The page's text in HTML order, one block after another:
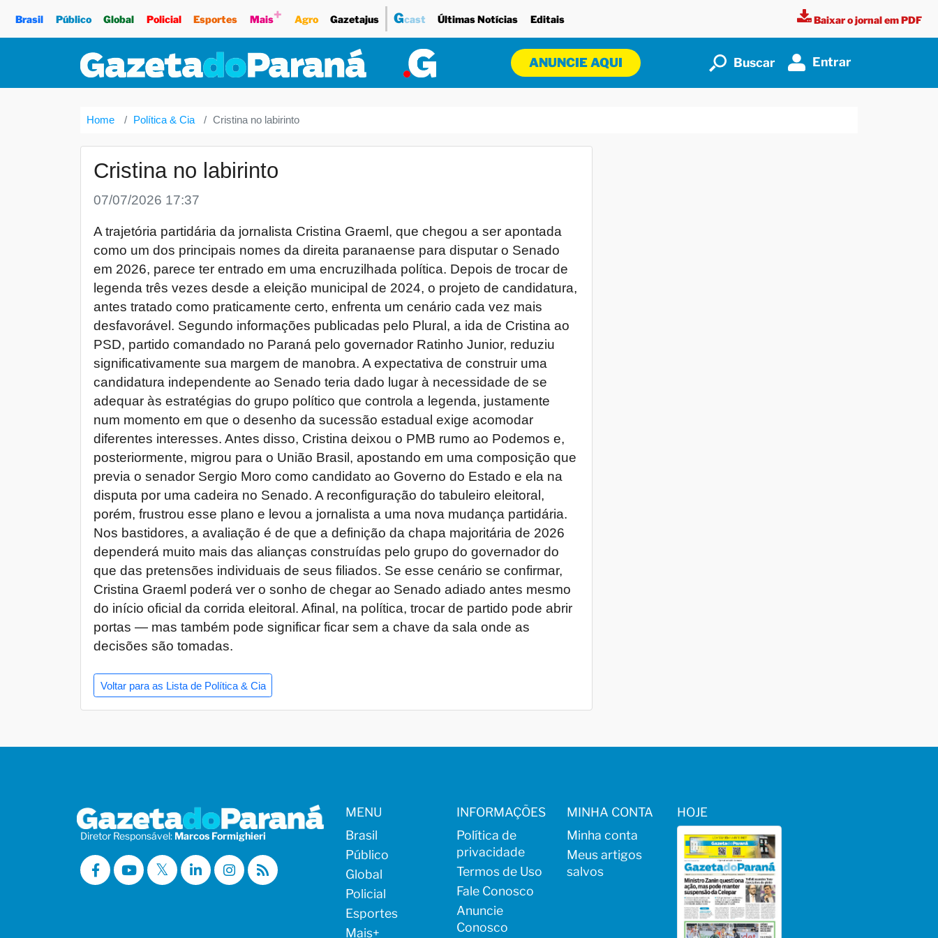
Brasil Público Global Policial Esportes Mais+ Agro Gazetajus Gcast Últimas Notícias Editais Baixar o jornal em PDF
ANUNCIE AQUI Buscar Entrar
Home Política & Cia Cristina no labirinto
Cristina no labirinto
07/07/2026 17:37
A trajetória partidária da jornalista Cristina Graeml, que chegou a ser apontada
como um dos principais nomes da direita paranaense para disputar o Senado
em 2026, parece ter entrado em uma encruzilhada política. Depois de trocar de
legenda três vezes desde a eleição municipal de 2024, o projeto de candidatura,
antes tratado como praticamente certo, enfrenta um cenário cada vez mais
desfavorável. Segundo informações publicadas pelo Plural, a ida de Cristina ao
PSD, partido comandado no Paraná pelo governador Ratinho Junior, reduziu
significativamente sua margem de manobra. A expectativa de construir uma
candidatura independente ao Senado teria dado lugar à necessidade de se
adequar às estratégias do grupo político que controla a legenda, justamente
num momento em que o desenho da sucessão estadual exige acomodar
diferentes interesses. Antes disso, Cristina deixou o PMB rumo ao Podemos e,
posteriormente, migrou para o União Brasil, apostando em uma composição que
previa o senador Sergio Moro como candidato ao Governo do Estado e ela na
disputa por uma cadeira no Senado. A reconfiguração do tabuleiro eleitoral,
porém, frustrou esse plano e levou a jornalista a uma nova mudança partidária.
Nos bastidores, a avaliação é de que a definição da chapa majoritária de 2026
dependerá muito mais das alianças construídas pelo grupo do governador do
que das pretensões individuais de seus filiados. Se esse cenário se confirmar,
Cristina Graeml poderá ver o sonho de chegar ao Senado adiado antes mesmo
do início oficial da corrida eleitoral. Afinal, na política, trocar de partido pode abrir
portas — mas também pode significar ficar sem a chave da sala onde as
decisões são tomadas.
Voltar para as Lista de Política & Cia
Diretor Responsável: Marcos Formighieri
MENU
Brasil
Público
Global
Policial
Esportes
Mais+
INFORMAÇÕES
Política de
privacidade
Termos de Uso
Fale Conosco
Anuncie
Conosco
MINHA CONTA
Minha conta
Meus artigos
salvos
HOJE